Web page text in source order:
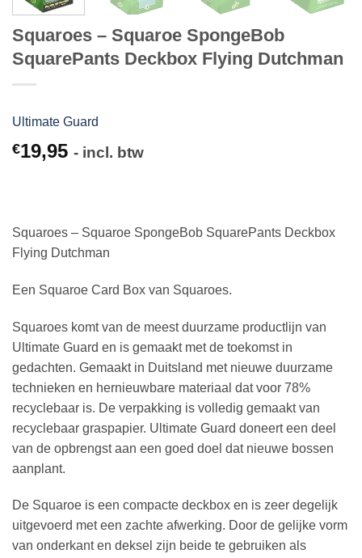
Squaroes – Squaroe SpongeBob
SquarePants Deckbox Flying Dutchman
Ultimate Guard
€19,95 - incl. btw
Squaroes – Squaroe SpongeBob SquarePants Deckbox
Flying Dutchman
Een Squaroe Card Box van Squaroes.
Squaroes komt van de meest duurzame productlijn van
Ultimate Guard en is gemaakt met de toekomst in
gedachten. Gemaakt in Duitsland met nieuwe duurzame
technieken en hernieuwbare materiaal dat voor 78%
recyclebaar is. De verpakking is volledig gemaakt van
recyclebaar graspapier. Ultimate Guard doneert een deel
van de opbrengst aan een goed doel dat nieuwe bossen
aanplant.
De Squaroe is een compacte deckbox en is zeer degelijk
uitgevoerd met een zachte afwerking. Door de gelijke vorm
van onderkant en deksel zijn beide te gebruiken als